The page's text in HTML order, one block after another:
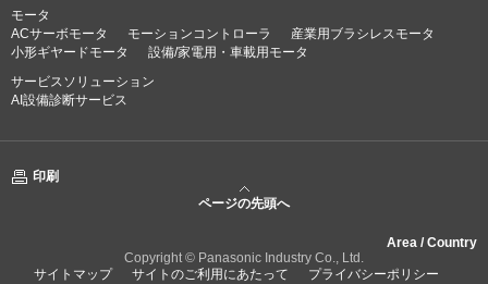
モータ
ACサーボモータ
モーションコントローラ
産業用ブラシレスモータ
小形ギヤードモータ
設備/家電用・車載用モータ
サービスソリューション
AI設備診断サービス
印刷
ページの先頭へ
Area / Country
Copyright © Panasonic Industry Co., Ltd.
サイトマップ
サイトのご利用にあたって
プライバシーポリシー